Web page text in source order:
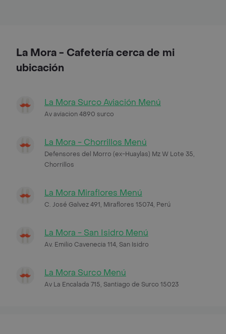
La Mora - Cafetería cerca de mi
ubicación
La Mora Surco Aviación Menú
Av aviacion 4890 surco
La Mora - Chorrillos Menú
Defensores del Morro (ex-Huaylas) Mz W Lote 35,
Chorrillos
La Mora Miraflores Menú
C. José Galvez 491, Miraflores 15074, Perú
La Mora - San Isidro Menú
Av. Emilio Cavenecia 114, San Isidro
La Mora Surco Menú
Av La Encalada 715, Santiago de Surco 15023